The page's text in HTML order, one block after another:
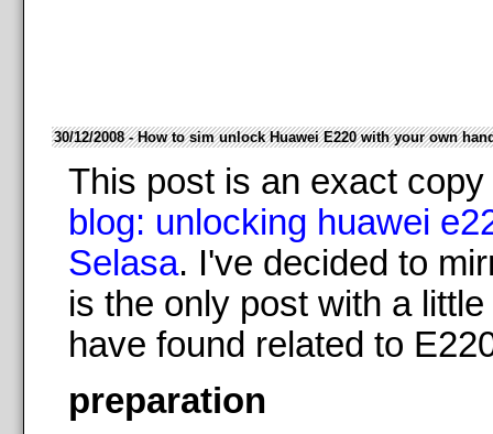
30/12/2008 - How to sim unlock Huawei E220 with your own
This post is an exact
blog: unlocking huawei
Selasa. I've decided to
is the only post with a
have found related to
preparation